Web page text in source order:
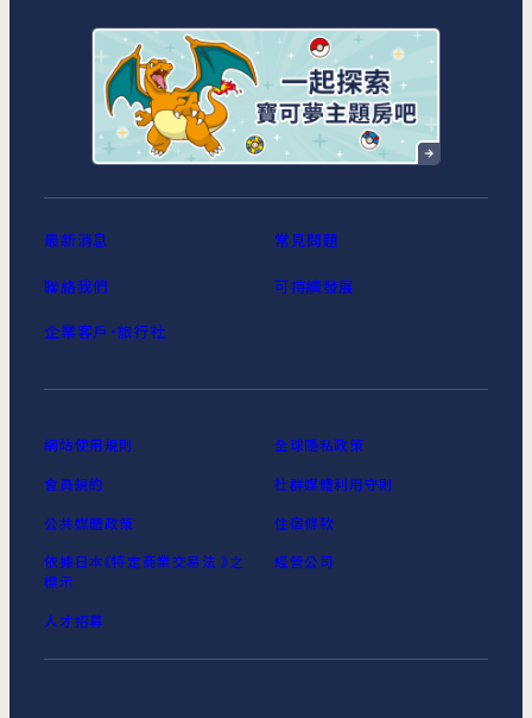
MIMARU東京 日本橋水天宮前
MIMARU東京 八丁堀
MIMARU東京 浅草STATION
最新消息 常見問題
聯絡我們 可持續發展
企業客戶‧旅行社
網站使用規則 全球隱私政策
會員規約 社群媒體利用守則
公共媒體政策 住宿條款
依據日本《特定商業交易法 》之
標示
經營公司
人才招募